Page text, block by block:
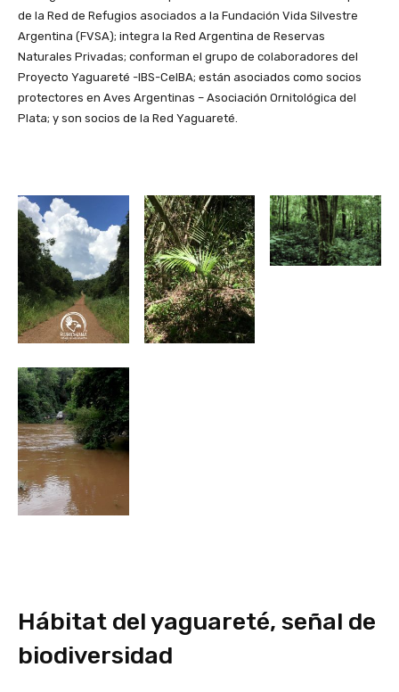
de la Red de Refugios asociados a la Fundación Vida Silvestre
Argentina (FVSA); integra la Red Argentina de Reservas
Naturales Privadas; conforman el grupo de colaboradores del
Proyecto Yaguareté -IBS-CeIBA; están asociados como socios
protectores en Aves Argentinas – Asociación Ornitológica del
Plata; y son socios de la Red Yaguareté.
Hábitat del yaguareté, señal de
biodiversidad